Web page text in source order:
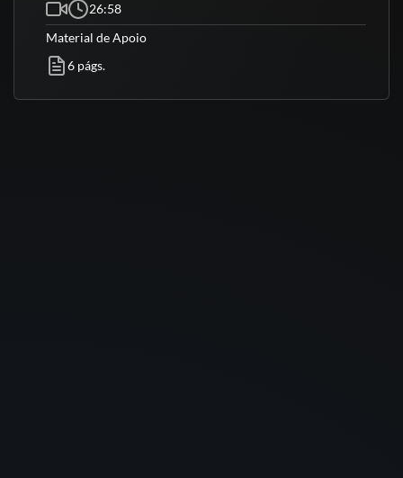
Drª Laís Damasceno
A Drª Laís Damasceno é PhD em Neurologia e Neurociências pela
26:58
Material de Apoio
6 págs.